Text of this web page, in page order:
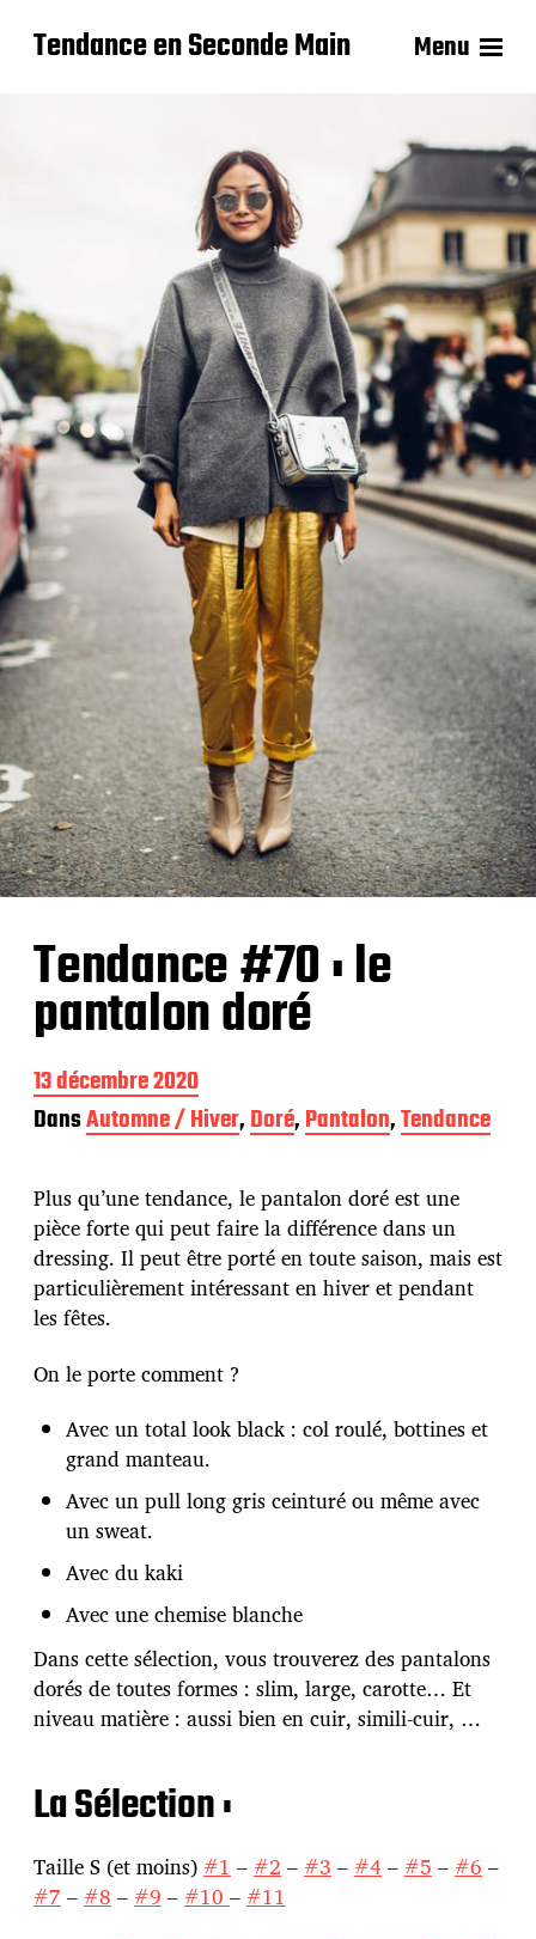
Tendance en Seconde Main Menu
Tendance #70 : le
pantalon doré
D
a
t
e
p
u
b
l
i
a
t
o
13 décembre 2020
DansAutomne / Hiver,Doré,Pantalon,Tendance
Plus qu’une tendance, le pantalon doré est une
pièce forte qui peut faire la différence dans un
dressing. Il peut être porté en toute saison, mais est
particulièrement intéressant en hiver et pendant
les fêtes.
On le porte comment ?
Avec un total look black : col roulé, bottines et
grand manteau.
Avec un pull long gris ceinturé ou même avec
un sweat.
Avec du kaki
Avec une chemise blanche
Dans cette sélection, vous trouverez des pantalons
dorés de toutes formes : slim, large, carotte… Et
niveau matière : aussi bien en cuir, simili-cuir, …
La Sélection :
Taille S (et moins) #1 – #2 – #3 – #4 – #5 – #6 –
#7 – #8 – #9 – #10 – #11